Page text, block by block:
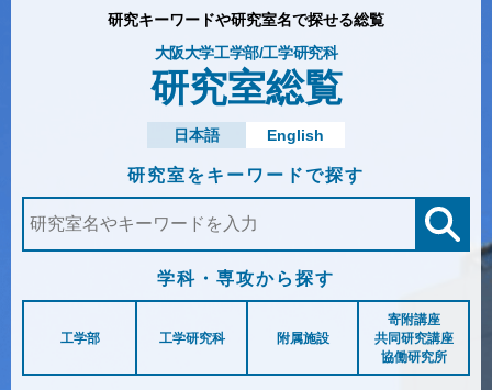
研究キーワードや研究室名で探せる総覧
大阪大学工学部/工学研究科
研究室総覧
日本語 English
研究室をキーワードで探す
学科・専攻から探す
工学部 工学研究科 附属施設
寄附講座
共同研究講座
協働研究所